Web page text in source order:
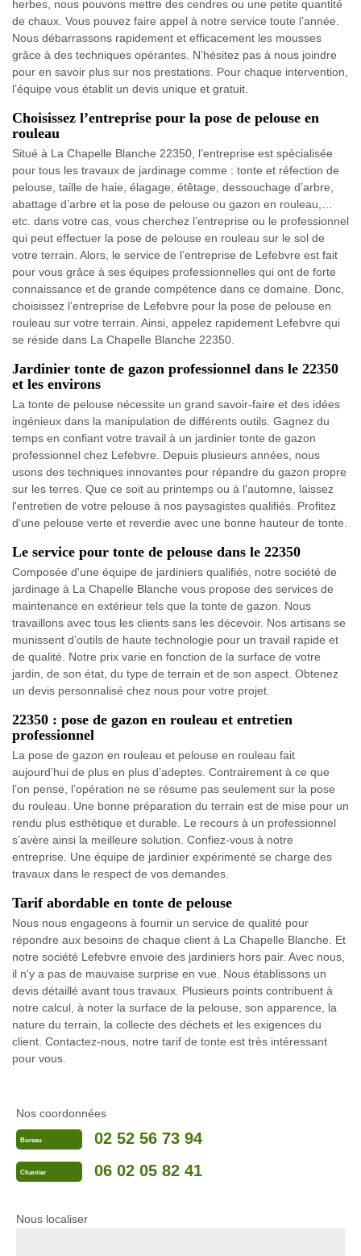
herbes, nous pouvons mettre des cendres ou une petite quantité
de chaux. Vous pouvez faire appel à notre service toute l’année.
Nous débarrassons rapidement et efficacement les mousses
grâce à des techniques opérantes. N’hésitez pas à nous joindre
pour en savoir plus sur nos prestations. Pour chaque intervention,
l’équipe vous établit un devis unique et gratuit.
Choisissez l’entreprise pour la pose de pelouse en
rouleau
Situé à La Chapelle Blanche 22350, l’entreprise est spécialisée
pour tous les travaux de jardinage comme : tonte et réfection de
pelouse, taille de haie, élagage, étêtage, dessouchage d’arbre,
abattage d’arbre et la pose de pelouse ou gazon en rouleau,…
etc. dans votre cas, vous cherchez l’entreprise ou le professionnel
qui peut effectuer la pose de pelouse en rouleau sur le sol de
votre terrain. Alors, le service de l’entreprise de Lefebvre est fait
pour vous grâce à ses équipes professionnelles qui ont de forte
connaissance et de grande compétence dans ce domaine. Donc,
choisissez l’entreprise de Lefebvre pour la pose de pelouse en
rouleau sur votre terrain. Ainsi, appelez rapidement Lefebvre qui
se réside dans La Chapelle Blanche 22350.
Jardinier tonte de gazon professionnel dans le 22350
et les environs
La tonte de pelouse nécessite un grand savoir-faire et des idées
ingénieux dans la manipulation de différents outils. Gagnez du
temps en confiant votre travail à un jardinier tonte de gazon
professionnel chez Lefebvre. Depuis plusieurs années, nous
usons des techniques innovantes pour répandre du gazon propre
sur les terres. Que ce soit au printemps ou à l'automne, laissez
l'entretien de votre pelouse à nos paysagistes qualifiés. Profitez
d'une pelouse verte et reverdie avec une bonne hauteur de tonte.
Le service pour tonte de pelouse dans le 22350
Composée d'une équipe de jardiniers qualifiés, notre société de
jardinage à La Chapelle Blanche vous propose des services de
maintenance en extérieur tels que la tonte de gazon. Nous
travaillons avec tous les clients sans les décevoir. Nos artisans se
munissent d’outils de haute technologie pour un travail rapide et
de qualité. Notre prix varie en fonction de la surface de votre
jardin, de son état, du type de terrain et de son aspect. Obtenez
un devis personnalisé chez nous pour votre projet.
22350 : pose de gazon en rouleau et entretien
professionnel
La pose de gazon en rouleau et pelouse en rouleau fait
aujourd’hui de plus en plus d’adeptes. Contrairement à ce que
l’on pense, l’opération ne se résume pas seulement sur la pose
du rouleau. Une bonne préparation du terrain est de mise pour un
rendu plus esthétique et durable. Le recours à un professionnel
s’avère ainsi la meilleure solution. Confiez-vous à notre
entreprise. Une équipe de jardinier expérimenté se charge des
travaux dans le respect de vos demandes.
Tarif abordable en tonte de pelouse
Nous nous engageons à fournir un service de qualité pour
répondre aux besoins de chaque client à La Chapelle Blanche. Et
notre société Lefebvre envoie des jardiniers hors pair. Avec nous,
il n'y a pas de mauvaise surprise en vue. Nous établissons un
devis détaillé avant tous travaux. Plusieurs points contribuent à
notre calcul, à noter la surface de la pelouse, son apparence, la
nature du terrain, la collecte des déchets et les exigences du
client. Contactez-nous, notre tarif de tonte est très intéressant
pour vous.
Nos coordonnées
Bureau 02 52 56 73 94
Chantier 06 02 05 82 41
Nous localiser